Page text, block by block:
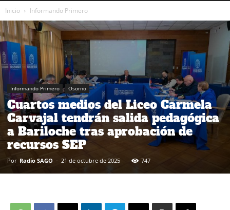
Inicio Informando Primero
Informando Primero Osorno
Cuartos medios del Liceo Carmela
Carvajal tendrán salida pedagógica
a Bariloche tras aprobación de
recursos SEP
Por Radio SAGO - 21 de octubre de 2025 747